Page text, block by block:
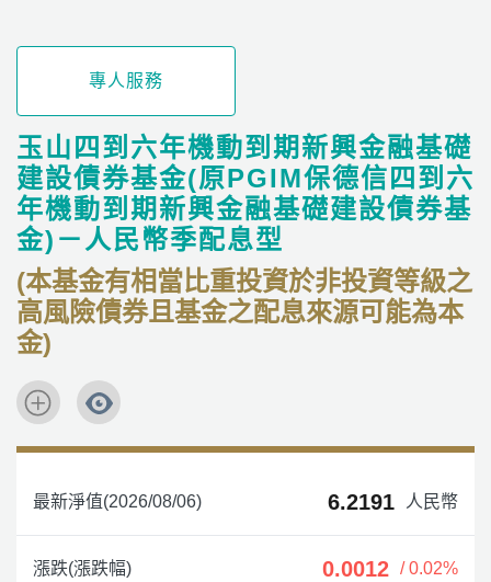
專人服務
玉山四到六年機動到期新興金融基礎
建設債券基金(原PGIM保德信四到六
年機動到期新興金融基礎建設債券基
金)－人民幣季配息型
(本基金有相當比重投資於非投資等級之
高風險債券且基金之配息來源可能為本
金)
最新淨值(2026/08/06) 6.2191 人民幣
漲跌(漲跌幅) 0.0012 / 0.02%